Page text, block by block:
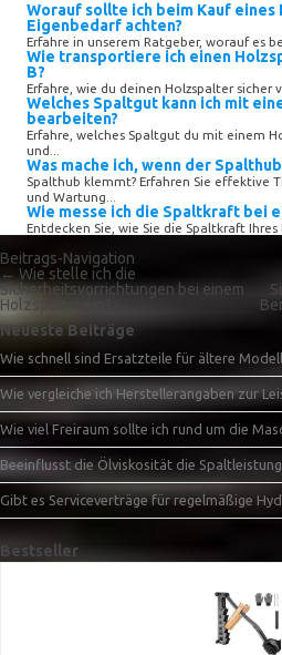
Worauf sollte ich beim Kauf
Eigenbedarf achten?
Erfahre in unserem Ratgeber, worauf es
Wie transportiere ich einen
B?
Erfahre, wie du deinen Holzspalter sicher
Welches Spaltgut kann ich mit
bearbeiten?
Erfahre, welches Spaltgut du mit einem
und...
Was mache ich, wenn der
Spalthub klemmt? Erfahren Sie effektive
und Wartung...
Wie messe ich die Spaltkraft bei
Entdecken Sie, wie Sie die Spaltkraft Ihres
Beitrags-Navigation
← Wie stelle ich die
Sicherheitsvorrichtungen bei einem
Holzspalter ein?
Neueste Beiträge
Wie schnell sind Ersatzteile für ältere
Wie vergleiche ich Herstellerangaben zur
Wie viel Freiraum sollte ich rund um die
Beeinflusst die Ölviskosität die
Gibt es Serviceverträge für regelmäßige
Bestseller